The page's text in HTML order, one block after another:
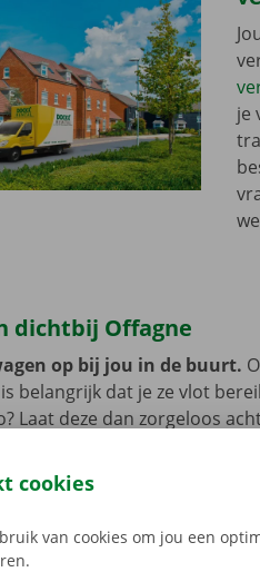
je
dichtbij Offagne
op bij jou in de buurt.
belangrijk dat je ze vlot
Laat deze dan zorgeloos
cookies
van cookies om jou een